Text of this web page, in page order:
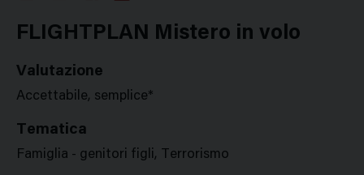
Plus
FLIGHTPLAN Mistero in volo
Valutazione
Accettabile, semplice*
Tematica
Famiglia - genitori figli, Terrorismo